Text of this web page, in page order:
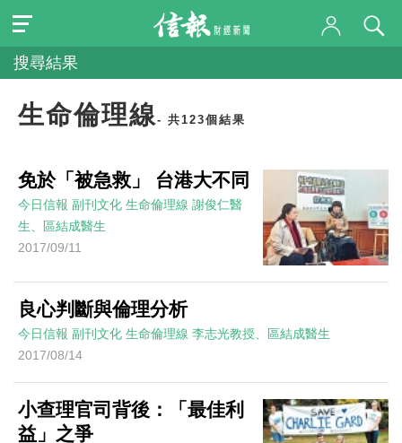
搜尋結果
生命倫理線 - 共123個結果
免於「被急救」 台港大不同
今日信報 副刊文化 生命倫理線 謝俊仁醫
生、區結成醫生
2017/09/11
良心判斷與倫理分析
今日信報 副刊文化 生命倫理線 李志光教授、區結成醫生
2017/08/14
小查理官司背後：「最佳利
益」之爭